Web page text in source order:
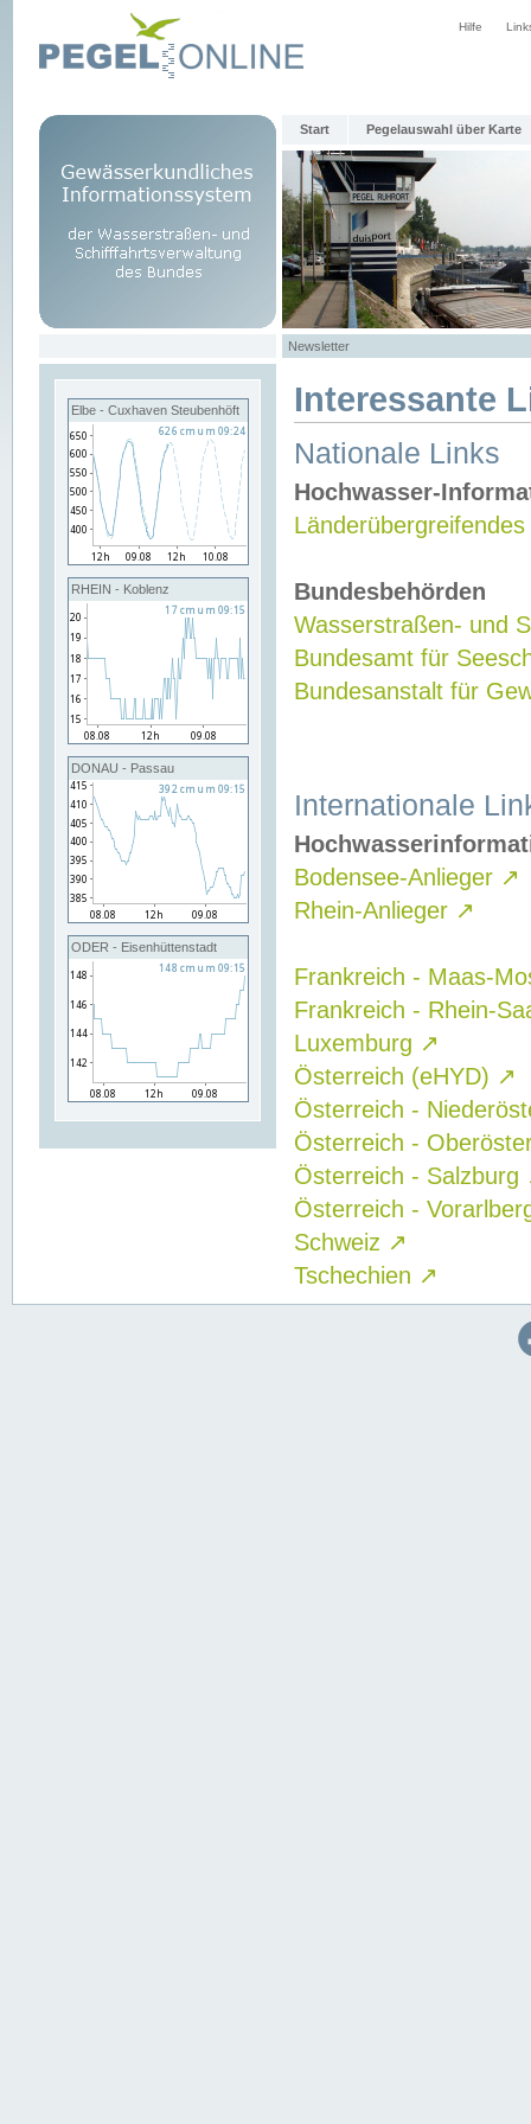
Hilfe
Start Pegelauswahl über Karte
Newsletter
Elbe - Cuxhaven Steubenhöft
RHEIN - Koblenz
DONAU - Passau
ODER - Eisenhüttenstadt
Interessante
Nationale Links
Hochwasser-
Bundesbehörden
Wasserstraßen- und
Bundesamt für
Bundesanstalt für
Internationale
Bodensee-Anlieger ↗
Rhein-Anlieger ↗
Frankreich - Maas-
Frankreich - Rhein-
Luxemburg ↗
Österreich (eHYD) ↗
Österreich -
Österreich -
Österreich - Salzburg
Österreich -
Schweiz ↗
Tschechien ↗